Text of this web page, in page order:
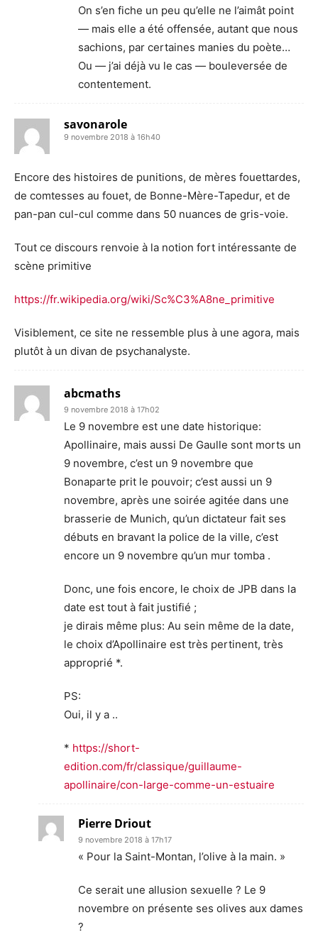
On s’en fiche un peu qu’elle ne l’aimât point
— mais elle a été offensée, autant que nous
sachions, par certaines manies du poète…
Ou — j’ai déjà vu le cas — bouleversée de
contentement.
savonarole
9 novembre 2018 à 16h40
Encore des histoires de punitions, de mères fouettardes,
de comtesses au fouet, de Bonne-Mère-Tapedur, et de
pan-pan cul-cul comme dans 50 nuances de gris-voie.
Tout ce discours renvoie à la notion fort intéressante de
scène primitive
https://fr.wikipedia.org/wiki/Sc%C3%A8ne_primitive
Visiblement, ce site ne ressemble plus à une agora, mais
plutôt à un divan de psychanalyste.
abcmaths
9 novembre 2018 à 17h02
Le 9 novembre est une date historique:
Apollinaire, mais aussi De Gaulle sont morts un
9 novembre, c’est un 9 novembre que
Bonaparte prit le pouvoir; c’est aussi un 9
novembre, après une soirée agitée dans une
brasserie de Munich, qu’un dictateur fait ses
débuts en bravant la police de la ville, c’est
encore un 9 novembre qu’un mur tomba .
Donc, une fois encore, le choix de JPB dans la
date est tout à fait justifié ;
je dirais même plus: Au sein même de la date,
le choix d’Apollinaire est très pertinent, très
approprié *.
PS:
Oui, il y a ..
* https://short-
edition.com/fr/classique/guillaume-
apollinaire/con-large-comme-un-estuaire
Pierre Driout
9 novembre 2018 à 17h17
« Pour la Saint-Montan, l’olive à la main. »
Ce serait une allusion sexuelle ? Le 9
novembre on présente ses olives aux dames
?